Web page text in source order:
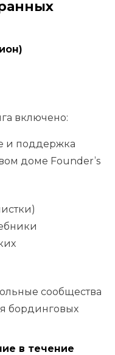
включено:
и поддержка
доме Founder’s
сообщества
бординговых
в течение